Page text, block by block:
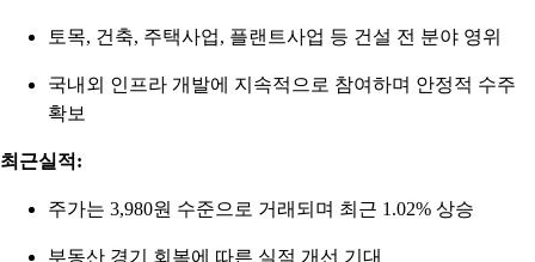
토목, 건축, 주택사업, 플랜트사업 등 건설 전 분야 영위
국내외 인프라 개발에 지속적으로 참여하며 안정적 수주
확보
최근실적:
주가는 3,980원 수준으로 거래되며 최근 1.02% 상승
부동산 경기 회복에 따른 실적 개선 기대